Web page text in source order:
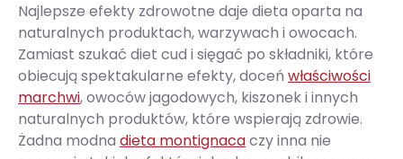
Najlepsze efekty zdrowotne daje dieta oparta na
naturalnych produktach, warzywach i owocach.
Zamiast szukać diet cud i sięgać po składniki, które
obiecują spektakularne efekty, doceń właściwości
marchwi, owoców jagodowych, kiszonek i innych
naturalnych produktów, które wspierają zdrowie.
Żadna modna dieta montignacaczy inna nie